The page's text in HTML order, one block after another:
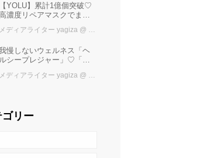
限定発売中♪
【YOLU】累計1億個突破♡
濃度リペアマスクでまと
メディアライター yagiza @ カワコレメディア編集部
慢しないウェルネス「ヘ
ルシープレジャー」♡「水
るおいしい水分補給
メディアライター yagiza @ カワコレメディア編集部
ゴリー